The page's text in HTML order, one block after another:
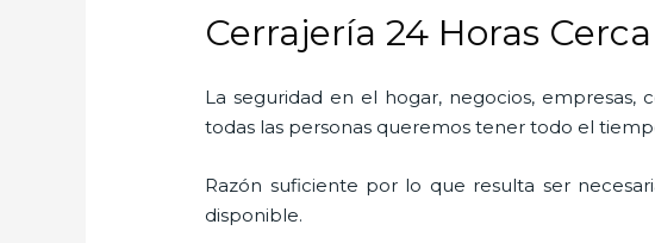
Cerrajería 24 Horas
La seguridad en el hogar, negocios, empresas,
todas las personas queremos tener todo el
Razón suficiente por lo que resulta ser
disponible.